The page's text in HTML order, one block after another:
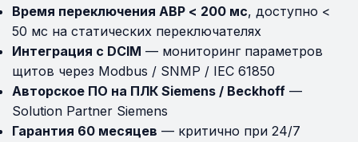
Время переключения АВР < 200 мс, доступно <
50 мс на статических переключателях
Интеграция с DCIM — мониторинг параметров
щитов через Modbus / SNMP / IEC 61850
Авторское ПО на ПЛК Siemens / Beckhoff —
Solution Partner Siemens
Гарантия 60 месяцев — критично при 24/7